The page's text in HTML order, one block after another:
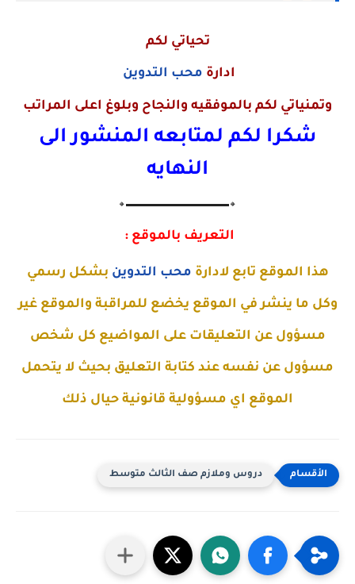
تحياتي لكم
ادارة محب التدوين
وتمنياتي لكم بالموفقيه والنجاح وبلوغ اعلى المراتب
شكرا لكم لمتابعه المنشور الى
النهايه
🔸▬▬▬▬▬▬▬▬▬▬▬▬▬🔸
التعريف بالموقع :
هذا الموقع تابع لادارة محب التدوين بشكل رسمي
وكل ما ينشر في الموقع يخضع للمراقبة والموقع غير
مسؤول عن التعليقات على المواضيع كل شخص
مسؤول عن نفسه عند كتابة التعليق بحيث لا يتحمل
الموقع اي مسؤولية قانونية حيال ذلك
دروس وملازم صف الثالث متوسط